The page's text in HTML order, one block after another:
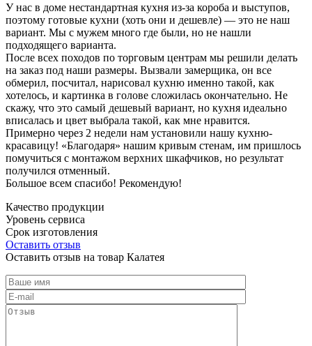
У нас в доме нестандартная кухня из-за короба и выступов,
поэтому готовые кухни (хоть они и дешевле) — это не наш
вариант. Мы с мужем много где были, но не нашли
подходящего варианта.
После всех походов по торговым центрам мы решили делать
на заказ под наши размеры. Вызвали замерщика, он все
обмерил, посчитал, нарисовал кухню именно такой, как
хотелось, и картинка в голове сложилась окончательно. Не
скажу, что это самый дешевый вариант, но кухня идеально
вписалась и цвет выбрала такой, как мне нравится.
Примерно через 2 недели нам установили нашу кухню-
красавицу! «Благодаря» нашим кривым стенам, им пришлось
помучиться с монтажом верхних шкафчиков, но результат
получился отменный.
Большое всем спасибо! Рекомендую!
Качество продукции
Уровень сервиса
Срок изготовления
Оставить отзыв
Оставить отзыв на товар Калатея